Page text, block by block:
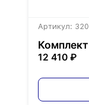
Артикул:
12 410 ₽